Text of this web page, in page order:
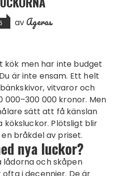
av Ageras
är inte ensam. Ett helt
vitvaror och
000–300 000 kronor. Men
sätt att få känslan
köksluckor. Plötsligt blir
bråkdel av priset.
nya luckor?
och skåpen